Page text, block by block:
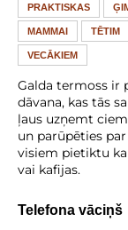
PRAKTISKAS
MAMMAI TĒTIM
VECĀKIEM
Galda termoss ir
dāvana, kas tās
ļaus uzņemt
un parūpēties
visiem pietiktu
vai kafijas.
Telefona vāciņš